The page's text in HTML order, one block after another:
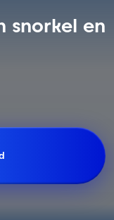
snorkel en